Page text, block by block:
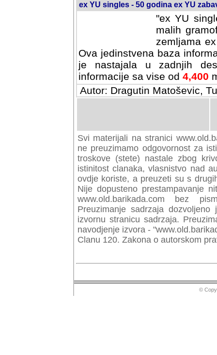
ex YU singles - 50 godina ex YU
"ex YU
malih
zemljama
Ova jedinstvena baza
je nastajala u zadnjih
informacije sa vise od 4,400
Autor: Dragutin Matoševic,
Svi materijali na stranici
preuzimamo odgovornost za
troskove (stete) nastale zbog
istinitost clanaka, vlasnistvo nad
ovdje koriste, a preuzeti su s
Nije dopusteno prestampavanje
www.old.barikada.com bez
Preuzimanje sadrzaja
izvornu stranicu sadrzaja.
navodjenje izvora -
Clanu 120. Zakona o autorskom
©